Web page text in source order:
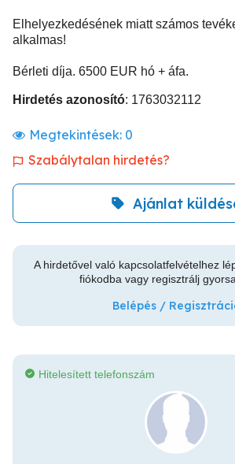
Elhelyezkedésének miatt számos
alkalmas!
Bérleti díja. 6500 EUR hó + áfa.
Hirdetés azonosító: 1763032112
Megtekintések: 0
Szabálytalan hirdetés?
Ajánlat
A hirdetővel való kapcsolatfelvételhez
fiókodba vagy regisztrálj
Belépés /
Hitelesített telefonszám